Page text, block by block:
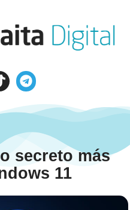
secreto más
11